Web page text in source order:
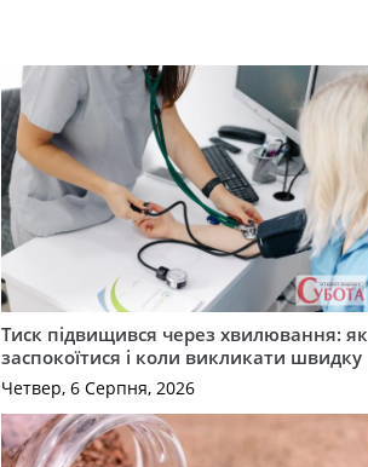
Тиск підвищився через хвилювання: як
заспокоїтися і коли викликати швидку
Четвер, 6 Серпня, 2026